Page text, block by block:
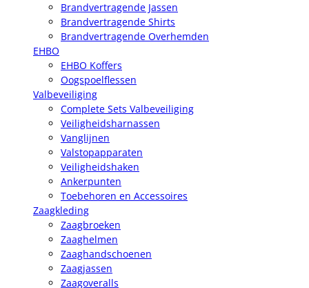
Brandvertragende Jassen
Brandvertragende Shirts
Brandvertragende Overhemden
EHBO
EHBO Koffers
Oogspoelflessen
Valbeveiliging
Complete Sets Valbeveiliging
Veiligheidsharnassen
Vanglijnen
Valstopapparaten
Veiligheidshaken
Ankerpunten
Toebehoren en Accessoires
Zaagkleding
Zaagbroeken
Zaaghelmen
Zaaghandschoenen
Zaagjassen
Zaagoveralls